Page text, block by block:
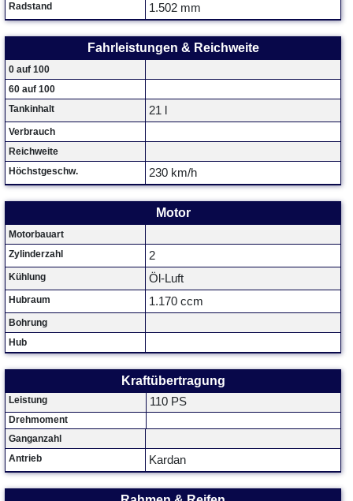
Radstand 1.502 mm
Fahrleistungen & Reichweite
0 auf 100
60 auf 100
Tankinhalt
21 l
Verbrauch
Reichweite
Höchstgeschw.
230 km/h
Motor
Motorbauart
Zylinderzahl
2
Kühlung Öl-Luft
Hubraum 1.170 ccm
Bohrung
Hub
Kraftübertragung
Leistung 110 PS
Drehmoment
Ganganzahl
Antrieb
Kardan